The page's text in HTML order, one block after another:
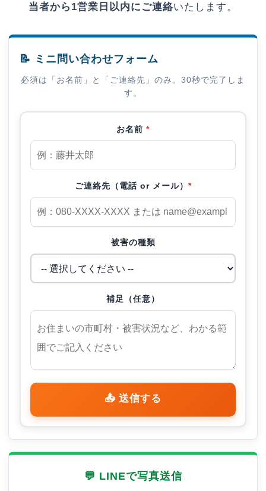
当者から1営業日以内にご連絡いたします。
📝 ミニ問い合わせフォーム
必須は「お名前」と「ご連絡先」のみ。30秒で完了しま
す。
お名前 *
ご連絡先（電話 or メール） *
被害の種類
補足（任意）
📤 送信する
💬 LINEで写真送信